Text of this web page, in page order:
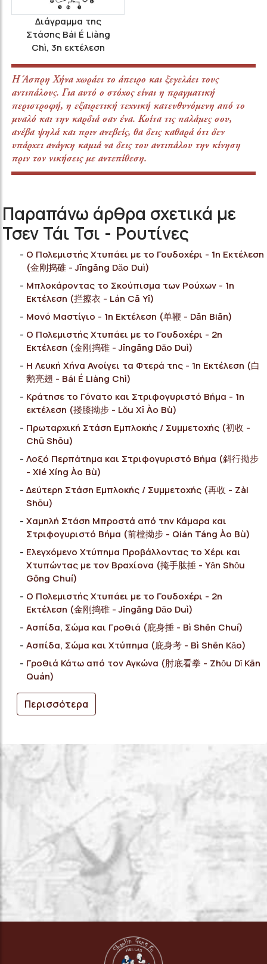
Διάγραμμα της
Στάσης Bái É Liàng
Chì, 3η εκτέλεση
Η Άσπρη Χήνα χωράει το άπειρο και ξεγελάει τους
αντιπάλους. Για αυτό ο στόχος είναι η πραγματική
περιστροφή, η εξαιρετική τεχνική κατευθυνόμενη από το
μυαλό και την καρδιά σαν ένα. Κοίτα τις παλάμες σου,
ανέβα ψηλά και πριν ανεβείς, θα δεις καθαρά ότι δεν
υπάρχει ανάγκη καμιά να δεις του αντιπάλου την κίνηση
πριν τον νικήσεις με αντεπίθεση.
Παραπάνω άρθρα σχετικά με
Τσεν Τάι Τσι - Ρουτίνες
Ο Πολεμιστής Χτυπάει με το Γουδοχέρι - 1η Εκτέλεση
(金刚捣碓 - Jīngāng Dǎo Duì)
Μπλοκάροντας το Σκούπισμα των Ρούχων - 1η
Εκτέλεση (拦擦衣 - Lán Cā Yī)
Μονό Μαστίγιο - 1η Εκτέλεση (单鞭 - Dān Biān)
Ο Πολεμιστής Χτυπάει με το Γουδοχέρι - 2η
Εκτέλεση (金刚捣碓 - Jīngāng Dǎo Duì)
Η Λευκή Χήνα Ανοίγει τα Φτερά της - 1η Εκτέλεση (白
鹅亮翅 - Bái É Liàng Chì)
Κράτησε το Γόνατο και Στριφογυριστό Βήμα - 1η
εκτέλεση (搂膝拗步 - Lǒu Xī Ào Bù)
Πρωταρχική Στάση Εμπλοκής / Συμμετοχής (初收 -
Chū Shōu)
Λοξό Περπάτημα και Στριφογυριστό Βήμα (斜行拗步
- Xié Xíng Ào Bù)
Δεύτερη Στάση Εμπλοκής / Συμμετοχής (再收 - Ζài
Shōu)
Χαμηλή Στάση Μπροστά από την Κάμαρα και
Στριφογυριστό Βήμα (前樘拗步 - Qián Táng Ào Bù)
Ελεγχόμενο Χτύπημα Προβάλλοντας το Χέρι και
Χτυπώντας με τον Βραχίονα (掩手肱捶 - Yǎn Shǒu
Gōng Chuí)
Ο Πολεμιστής Χτυπάει με το Γουδοχέρι - 2η
Εκτέλεση (金刚捣碓 - Jīngāng Dǎo Duì)
Ασπίδα, Σώμα και Γροθιά (庇身捶 - Bì Shēn Chuí)
Ασπίδα, Σώμα και Χτύπημα (庇身考 - Bì Shēn Κǎo)
Γροθιά Κάτω από τον Αγκώνα (肘底看拳 - Zhǒu Dǐ Kān
Quán)
Περισσότερα